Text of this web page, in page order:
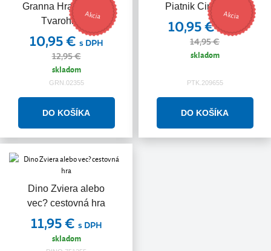
Granna Hra s tvarmi,
Tvarohrátky
Akcia
10,95 € s DPH
12,95 €
skladom
GRN.02355
Piatnik Cink! Party
Akcia
10,95 €s DPH
14,95 €
skladom
PTK.209655
Dino Zviera alebo
vec? cestovná hra
11,95 € s DPH
skladom